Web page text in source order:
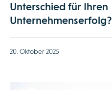
Unterschied für Ihren
Unternehmenserfolg?
20. Oktober 2025